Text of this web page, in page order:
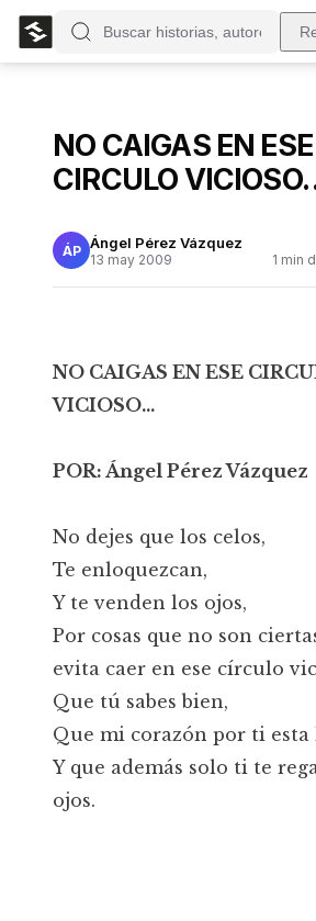
NO CAIGAS EN ESE
CIRCULO
ÁP Ángel Pérez Vázquez
13 may 2009 1 min
NO CAIGAS EN ESE
VICIOSO…
POR: Ángel Pérez Vázquez
No dejes que los celos,
Te enloquezcan,
Y te venden los ojos,
Por cosas que no son
evita caer en ese círculo
Que tú sabes bien,
Que mi corazón por ti esta
Y que además solo ti te
ojos.